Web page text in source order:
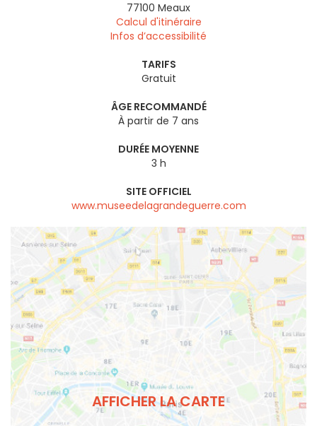
77100 Meaux
Calcul d'itinéraire
Infos d’accessibilité
TARIFS
Gratuit
ÂGE RECOMMANDÉ
À partir de 7 ans
DURÉE MOYENNE
3 h
SITE OFFICIEL
www.museedelagrandeguerre.com
AFFICHER LA CARTE